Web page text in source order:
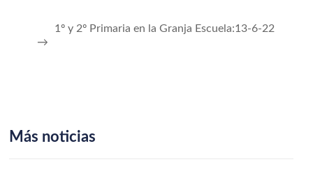
1º y 2º Primaria en la Granja Escuela:13-6-22
→
Más noticias